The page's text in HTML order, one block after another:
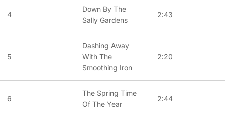
4
Down By The
Sally Gardens
2:43
5
Dashing Away
With The
Smoothing Iron
2:20
6
The Spring Time
Of The Year
2:44